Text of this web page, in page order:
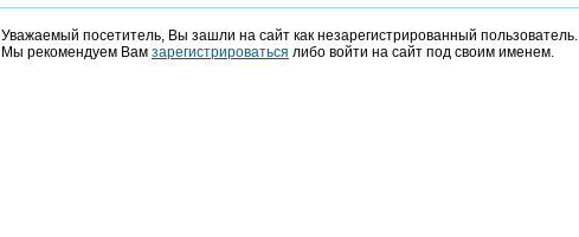
Уважаемый посетитель, Вы зашли на сайт как незарегистрированный пользователь.
Мы рекомендуем Вам зарегистрироваться либо войти на сайт под своим именем.